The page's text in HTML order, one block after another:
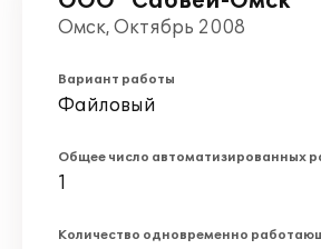
Омск, Октябрь 2008
Вариант работы
Файловый
Общее число автоматизированных
1
Количество одновременно